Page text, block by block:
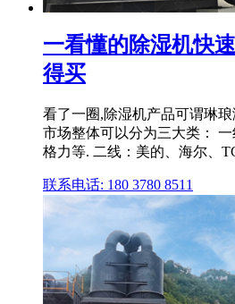
一看懂的除湿机快
得买
看了一圈,除湿机产品可谓琳
市场整体可以分为三大类： 一
格力等. 二线：美的、海尔、
联系电话: 180 3780 8511